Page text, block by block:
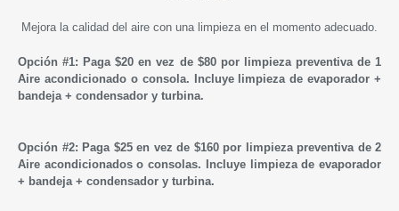
Mejora la calidad del aire con una limpieza en el momento adecuado.
Opción #1: Paga $20 en vez de $80 por limpieza preventiva de 1
Aire acondicionado o consola. Incluye limpieza de evaporador +
bandeja + condensador y turbina.
Opción #2: Paga $25 en vez de $160 por limpieza preventiva de 2
Aire acondicionados o consolas. Incluye limpieza de evaporador
+ bandeja + condensador y turbina.